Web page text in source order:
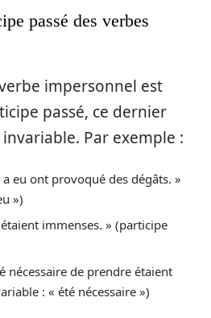
passé des verbes
impersonnel est
passé, ce dernier
Par exemple :
eu ont provoqué des dégâts. »
»)
immenses. » (participe
nécessaire de prendre étaient
: « été nécessaire »)